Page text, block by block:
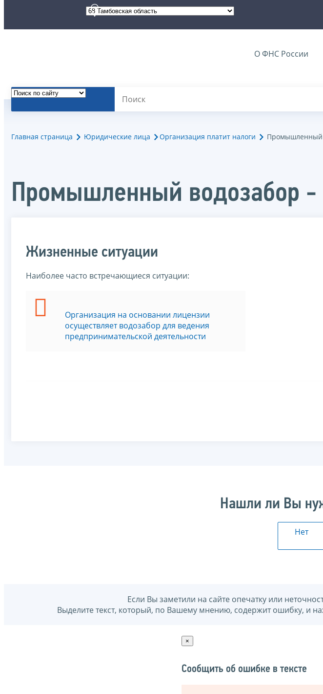
О ФНС России
Главная страница Юридические лица Организация платит налоги Промышленный
Промышленный водозабор -
Жизненные ситуации
Наиболее часто встречающиеся ситуации:
Организация на основании лицензии
осуществляет водозабор для ведения
предпринимательской деятельности
Нашли ли Вы
Нет
Если Вы заметили на сайте опечатку или
Выделите текст, который, по Вашему мнению, содержит ошибку, и
×
Сообщить об ошибке в тексте